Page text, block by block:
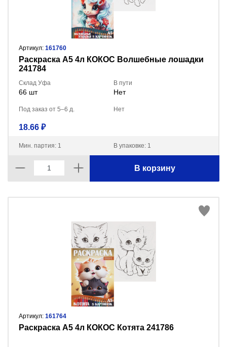
Артикул: 161760
Раскраска А5 4л КОКОС Волшебные лошадки
241784
Склад Уфа
66 шт
В пути
Нет
Под заказ от 5–6 д. Нет
18.66 ₽
Мин. партия: 1 В упаковке: 1
В корзину
Артикул: 161764
Раскраска А5 4л КОКОС Котята 241786